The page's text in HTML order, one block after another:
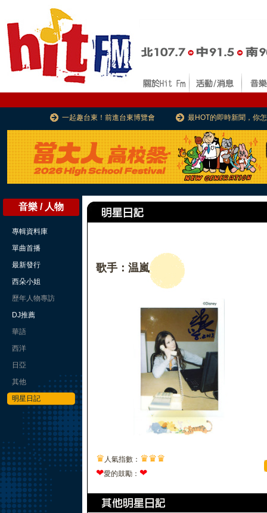
一起趣台東！前進台東博覽會 最HOT的即時新聞，你
音樂 / 人物
專輯資料庫
單曲首播
最新發行
西朵小姐
歷年人物專訪
DJ推薦
華語
西洋
日亞
其他
明星日記
歌手：温嵐
♛ 人氣指數： ♛♛♛
❤愛的鼓勵： ❤